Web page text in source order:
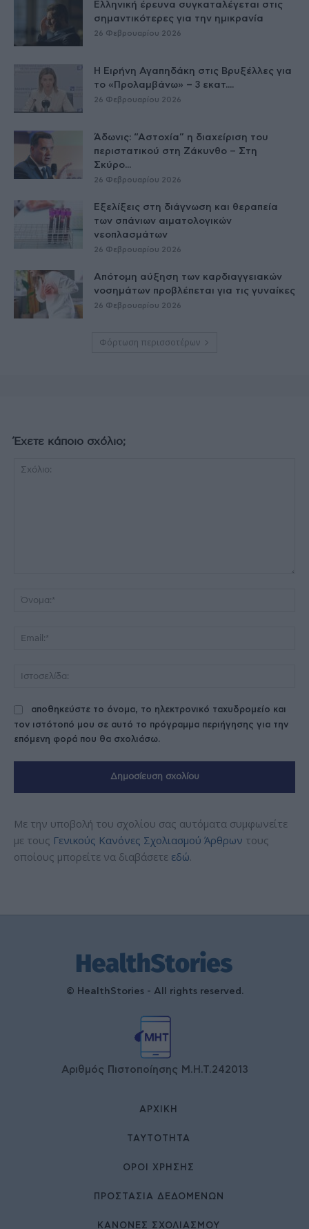
Ελληνική έρευνα συγκαταλέγεται στις
σημαντικότερες για την ημικρανία
26 Φεβρουαρίου 2026
Η Ειρήνη Αγαπηδάκη στις Βρυξέλλες για
το «Προλαμβάνω» – 3 εκατ....
26 Φεβρουαρίου 2026
Άδωνις: “Αστοχία” η διαχείριση του
περιστατικού στη Ζάκυνθο – Στη
Σκύρο...
26 Φεβρουαρίου 2026
Εξελίξεις στη διάγνωση και θεραπεία
των σπάνιων αιματολογικών
νεοπλασμάτων
26 Φεβρουαρίου 2026
Απότομη αύξηση των καρδιαγγειακών
νοσημάτων προβλέπεται για τις γυναίκες
26 Φεβρουαρίου 2026
Φόρτωση περισσοτέρων
Έχετε κάποιο σχόλιο;
αποθηκεύστε το όνομα, το ηλεκτρονικό ταχυδρομείο και
τον ιστότοπό μου σε αυτό το πρόγραμμα περιήγησης για την
επόμενη φορά που θα σχολιάσω.
Με την υποβολή του σχολίου σας αυτόματα συμφωνείτε
με τους Γενικούς Κανόνες Σχολιασμού Άρθρων τους
οποίους μπορείτε να διαβάσετε εδώ.
© HealthStories - All rights reserved.
Αριθμός Πιστοποίησης Μ.Η.Τ.242013
ΑΡΧΙΚΉ
ΤΑΥΤΌΤΗΤΑ
ΌΡΟΙ ΧΡΉΣΗΣ
ΠΡΟΣΤΑΣΙΑ ΔΕΔΟΜΕΝΩΝ
ΚΑΝΟΝΕΣ ΣΧΟΛΙΑΣΜΟΥ